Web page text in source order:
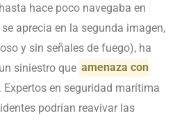
hace poco navegaba en
aprecia en la segunda imagen,
y sin señales de fuego), ha
siniestro que amenaza con
. Expertos en seguridad marítima
podrían reavivar las